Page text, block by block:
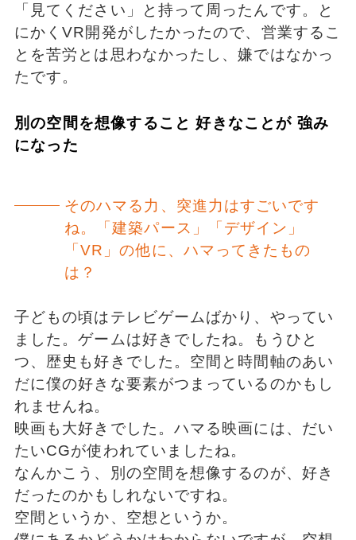
「見てください」と持って周ったんです。と
にかくVR開発がしたかったので、営業するこ
とを苦労とは思わなかったし、嫌ではなかっ
たです。
別の空間を想像すること 好きなことが 強み
になった
そのハマる力、突進力はすごいです
ね。「建築パース」「デザイン」
「VR」の他に、ハマってきたもの
は？
子どもの頃はテレビゲームばかり、やってい
ました。ゲームは好きでしたね。もうひと
つ、歴史も好きでした。空間と時間軸のあい
だに僕の好きな要素がつまっているのかもし
れませんね。
映画も大好きでした。ハマる映画には、だい
たいCGが使われていましたね。
なんかこう、別の空間を想像するのが、好き
だったのかもしれないですね。
空間というか、空想というか。